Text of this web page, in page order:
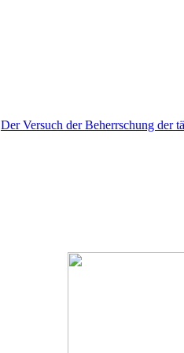
Der Versuch der Beherrschung der